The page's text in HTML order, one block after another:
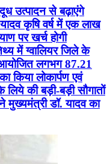
उत्पादन से बढ़ाएंगे
कृषि वर्ष में एक लाख
पर खर्च होगी
में ग्वालियर जिले के
लगभग 87.21
किया लोकार्पण एवं
की बड़ी-बड़ी सौगातों
मुख्यमंत्री डॉ. यादव का